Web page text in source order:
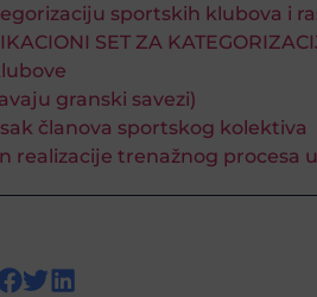
sportskih klubova i
SET ZA
granski savezi)
članova sportskog kolektiva
realizacije trenažnog procesa